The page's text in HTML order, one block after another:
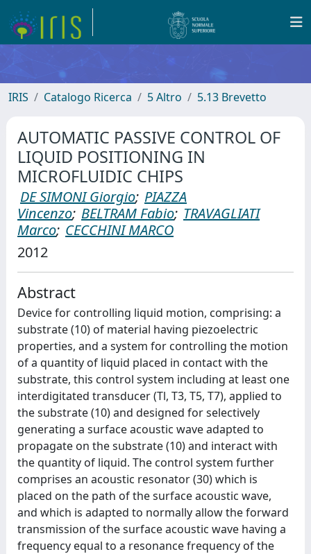
IRIS Catalogo Ricerca 5 Altro 5.13 Brevetto
AUTOMATIC PASSIVE CONTROL OF
LIQUID POSITIONING IN
MICROFLUIDIC CHIPS
DE SIMONI Giorgio; PIAZZA
Vincenzo; BELTRAM Fabio; TRAVAGLIATI
Marco; CECCHINI MARCO
2012
Abstract
Device for controlling liquid motion, comprising: a
substrate (10) of material having piezoelectric
properties, and a system for controlling the motion
of a quantity of liquid placed in contact with the
substrate, this control system including at least one
interdigitated transducer (Tl, T3, T5, T7), applied to
the substrate (10) and designed for selectively
generating a surface acoustic wave adapted to
propagate on the substrate (10) and interact with
the quantity of liquid. The control system further
comprises an acoustic resonator (30) which is
placed on the path of the surface acoustic wave,
and which is adapted to normally allow the forward
transmission of the surface acoustic wave having a
frequency equal to a resonance frequency of the